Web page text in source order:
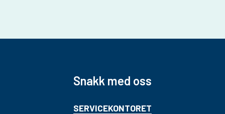
Snakk med oss
SERVICEKONTORET